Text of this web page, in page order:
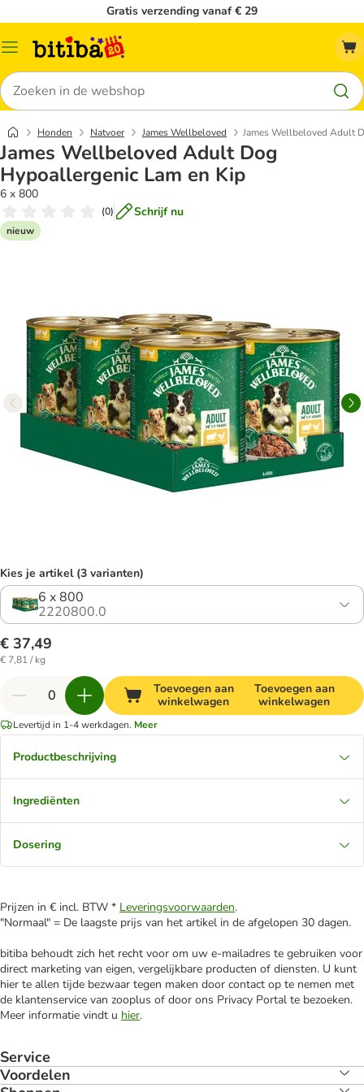
Gratis verzending vanaf € 29
Catalogusmenu
Zoeken
Honden Natvoer James Wellbeloved James Wellbeloved Adult
James Wellbeloved Adult Dog
Hypoallergenic Lam en Kip
6 x 800
(0) Schrijf nu
nieuw
Kies je artikel (3 varianten)
6 x 800
2220800.0
€ 37,49
€ 7,81 / kg
Toevoegen aan
winkelwagen
Toevoegen aan
winkelwagen
Levertijd in 1-4 werkdagen. Meer
Productbeschrijving
Ingrediënten
Dosering
Prijzen in € incl. BTW * Leveringsvoorwaarden.
"Normaal" = De laagste prijs van het artikel in de afgelopen 30 dagen.
bitiba behoudt zich het recht voor om uw e-mailadres te gebruiken voor
direct marketing van eigen, vergelijkbare producten of diensten. U kunt
hier te allen tijde bezwaar tegen maken door contact op te nemen met
de klantenservice van zooplus of door ons Privacy Portal te bezoeken.
Meer informatie vindt u hier.
Service
Voordelen